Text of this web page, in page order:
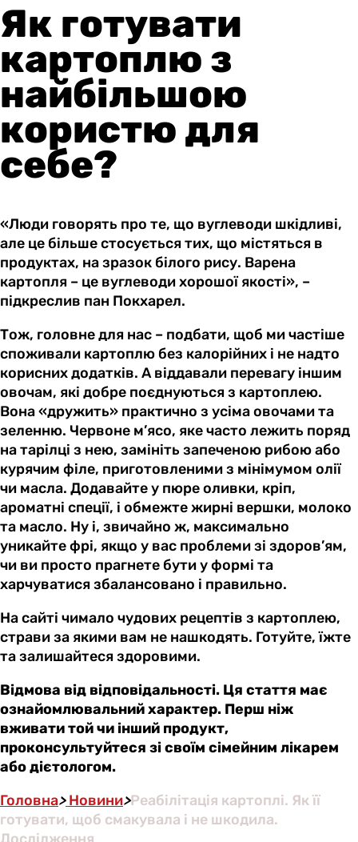
Як готувати
картоплю з
найбільшою
користю для
себе?
«Люди говорять про те, що вуглеводи шкідливі,
але це більше стосується тих, що містяться в
продуктах, на зразок білого рису. Варена
картопля – це вуглеводи хорошої якості», –
підкреслив пан Покхарел.
Тож, головне для нас – подбати, щоб ми частіше
споживали картоплю без калорійних і не надто
корисних додатків. А віддавали перевагу іншим
овочам, які добре поєднуються з картоплею.
Вона «дружить» практично з усіма овочами та
зеленню. Червоне м’ясо, яке часто лежить поряд
на тарілці з нею, замініть запеченою рибою або
курячим філе, приготовленими з мінімумом олії
чи масла. Додавайте у пюре оливки, кріп,
ароматні спеції, і обмежте жирні вершки, молоко
та масло. Ну і, звичайно ж, максимально
уникайте фрі, якщо у вас проблеми зі здоров’ям,
чи ви просто прагнете бути у формі та
харчуватися збалансовано і правильно.
На сайті чимало чудових рецептів з картоплею,
страви за якими вам не нашкодять. Готуйте, їжте
та залишайтеся здоровими.
Відмова від відповідальності. Ця стаття має
ознайомлювальний характер. Перш ніж
вживати той чи інший продукт,
проконсультуйтеся зі своїм сімейним лікарем
або дієтологом.
Головна>Новини>Реабілітація картоплі. Як її
готувати, щоб смакувала і не шкодила.